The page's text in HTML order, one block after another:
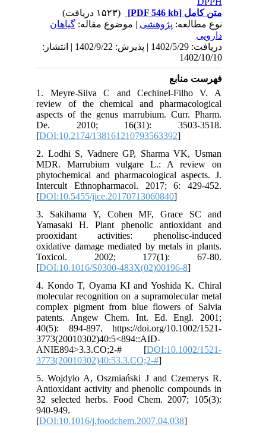
متن کامل[PDF 546 kb]
(۱۵۲۳ دریافت)
نوع مطالعه:پژوهشی| موضوع مقاله:گياهان
دارویی
دریافت: 1402/5/29 | پذیرش: 1402/9/22 | انتشار:
1402/10/10
فهرست منابع
1. Meyre-Silva C and Cechinel-Filho V. A
review of the chemical and pharmacological
aspects of the genus marrubium. Curr. Pharm.
De. 2010; 16(31): 3503-3518.
[DOI:10.2174/138161210793563392
2. Lodhi S, Vadnere GP, Sharma VK, Usman
MDR. Marrubium vulgare L.: A review on
phytochemical and pharmacological aspects. J.
Intercult Ethnopharmacol. 2017; 6: 429-452.
[DOI:10.5455/jice.20170713060840
3. Sakihama Y, Cohen MF, Grace SC and
Yamasaki H. Plant phenolic antioxidant and
prooxidant activities: phenolisc-induced
oxidative damage mediated by metals in plants.
Toxicol. 2002; 177(1): 67-80.
[DOI:10.1016/S0300-483X(02)00196-8
4. Kondo T, Oyama KI and Yoshida K. Chiral
molecular recognition on a supramolecular metal
complex pigment from blue flowers of Salvia
patents. Angew Chem. Int. Ed. Engl. 2001;
40(5): 894-897. https://doi.org/10.1002/1521-
3773(20010302)40:5<894::AID-
ANIE894>3.3.CO;2-# [DOI:10.1002/1521-
3773(20010302)40:53.3.CO;2-#
5. Wojdyło A, Oszmiański J and Czemerys R.
Antioxidant activity and phenolic compounds in
32 selected herbs. Food Chem. 2007; 105(3):
940-949.
[DOI:10.1016/j.foodchem.2007.04.038